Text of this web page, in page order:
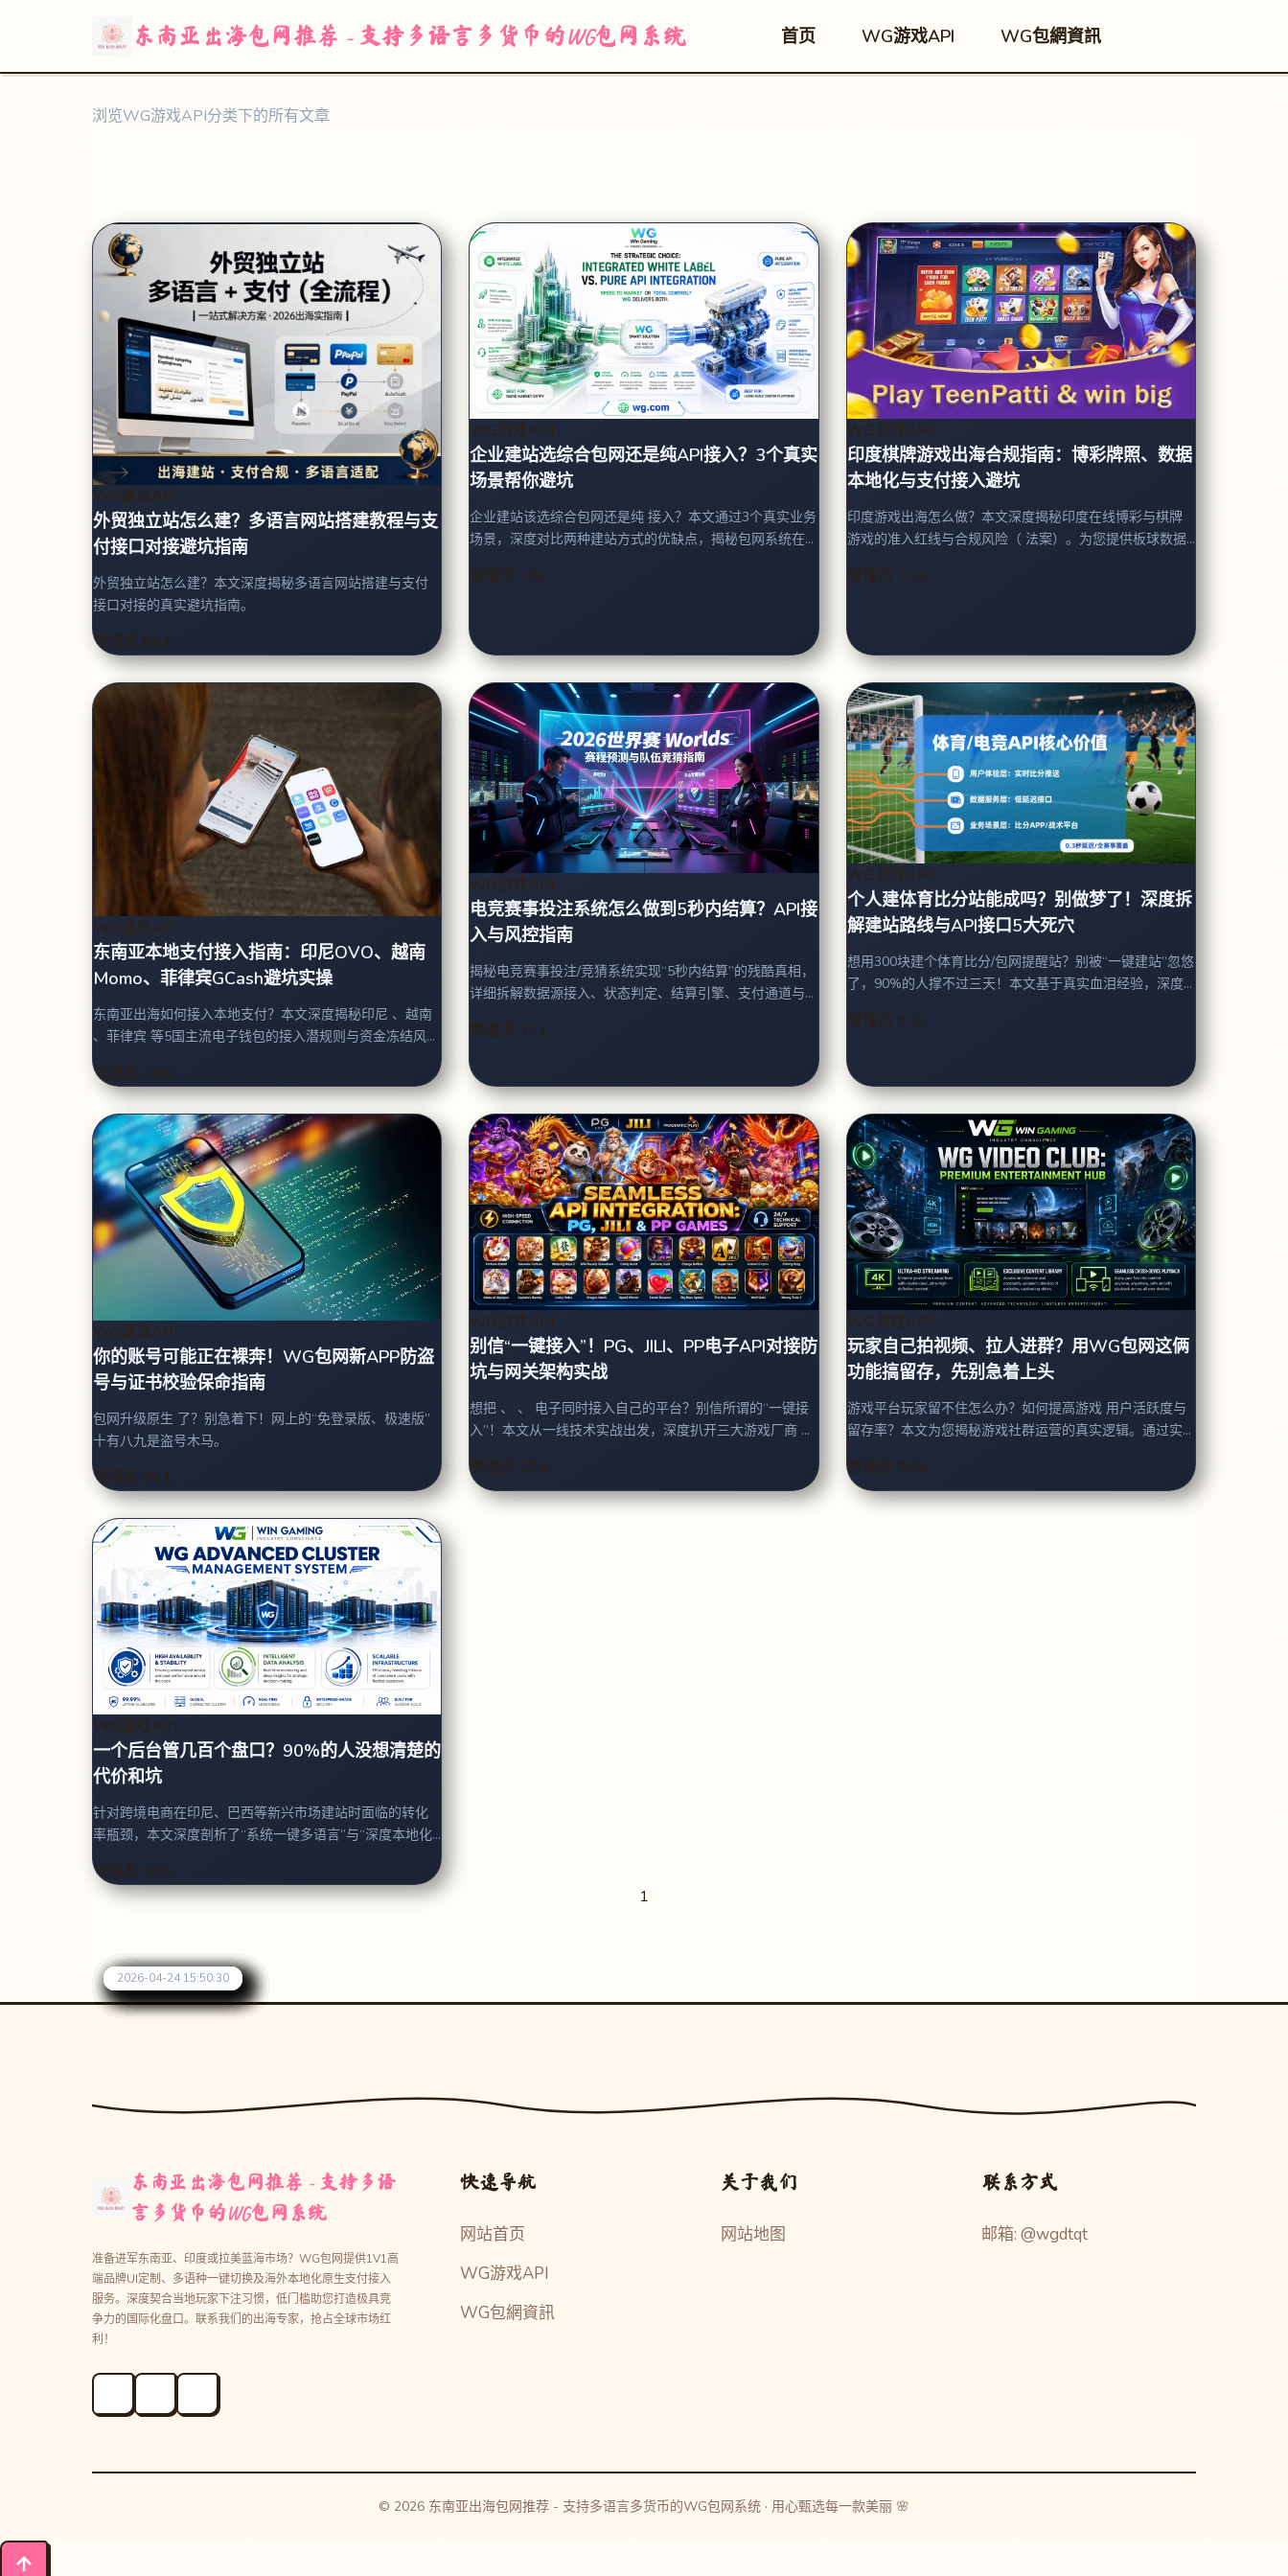
东南亚出海包网推荐 - 支持多语言多货币的WG包网系统 首页 WG游戏API WG包網資訊
WG游戏API
浏览WG游戏API分类下的所有文章
2026-07-02 09:30:57
WG游戏API
外贸独立站怎么建？多语言网站搭建教程与支
付接口对接避坑指南
外贸独立站怎么建？本文深度揭秘多语言网站搭建与支付
接口对接的真实避坑指南。
管理员 664
2026-06-24 09:43:35
WG游戏API
企业建站选综合包网还是纯API接入？3个真实
场景帮你避坑
企业建站该选综合包网还是纯 接入？本文通过3个真实业务
场景，深度对比两种建站方式的优缺点，揭秘包网系统在
管理员 156
2026-06-19 09:52:53
WG游戏API
印度棋牌游戏出海合规指南：博彩牌照、数据
本地化与支付接入避坑
印度游戏出海怎么做？本文深度揭秘印度在线博彩与棋牌
游戏的准入红线与合规风险（ 法案）。为您提供板球数据
付与语言适配的避坑指南
管理员 794
2026-06-15 09:35:45
WG游戏API
东南亚本地支付接入指南：印尼OVO、越南
Momo、菲律宾GCash避坑实操
东南亚出海如何接入本地支付？本文深度揭秘印尼 、越南
、菲律宾 等5国主流电子钱包的接入潜规则与资金冻结风
管理员 406
2026-06-05 09:50:53
WG游戏API
电竞赛事投注系统怎么做到5秒内结算？API接
入与风控指南
揭秘电竞赛事投注/竞猜系统实现“5秒内结算”的残酷真相，
详细拆解数据源接入、状态判定、结算引擎、支付通道与
成本盲目入局的“小白”。
管理员 371
2026-05-28 18:45:27
WG游戏API
个人建体育比分站能成吗？别做梦了！深度拆
解建站路线与API接口5大死穴
想用300块建个体育比分/包网提醒站？别被“一键建站”忽悠
了，90%的人撑不过三天！本文基于真实血泪经验，深度
管理员 926
2026-05-25 14:53:36
WG游戏API
你的账号可能正在裸奔！WG包网新APP防盗
号与证书校验保命指南
包网升级原生 了？别急着下！网上的“免登录版、极速版”
十有八九是盗号木马。
管理员 941
2026-04-28 14:53:24
WG游戏API
别信“一键接入”！PG、JILI、PP电子API对接防
坑与网关架构实战
想把 、 、 电子同时接入自己的平台？别信所谓的“一键接
入”！本文从一线技术实战出发，深度扒开三大游戏厂商 接
电子的
管理员 293
2026-04-25 16:17:58
WG游戏API
玩家自己拍视频、拉人进群？用WG包网这俩
功能搞留存，先别急着上头
游戏平台玩家留不住怎么办？如何提高游戏 用户活跃度与
留存率？本文为您揭秘游戏社群运营的真实逻辑。通过实
能：包括设计短视频激励模板、策划俱乐部周赛活
管理员 968
2026-04-24 15:50:30
WG游戏API
一个后台管几百个盘口？90%的人没想清楚的
代价和坑
针对跨境电商在印尼、巴西等新兴市场建站时面临的转化
率瓶颈，本文深度剖析了“系统一键多语言”与“深度本地化”
管理员 939
1
东南亚出海包网推荐 - 支持多语
言多货币的WG包网系统
准备进军东南亚、印度或拉美蓝海市场？WG包网提供1V1高
端品牌UI定制、多语种一键切换及海外本地化原生支付接入
服务。深度契合当地玩家下注习惯，低门槛助您打造极具竞
争力的国际化盘口。联系我们的出海专家，抢占全球市场红
利！
快速导航
网站首页
WG游戏API
WG包網資訊
关于我们
网站地图
联系方式
邮箱: @wgdtqt
© 2026 东南亚出海包网推荐 - 支持多语言多货币的WG包网系统 · 用心甄选每一款美丽 🌸